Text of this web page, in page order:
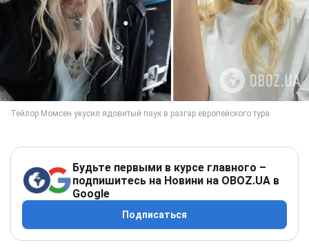
Будьте первыми в курсе главного –
подпишитесь на Новини на OBOZ.UA в
Google
Подписаться